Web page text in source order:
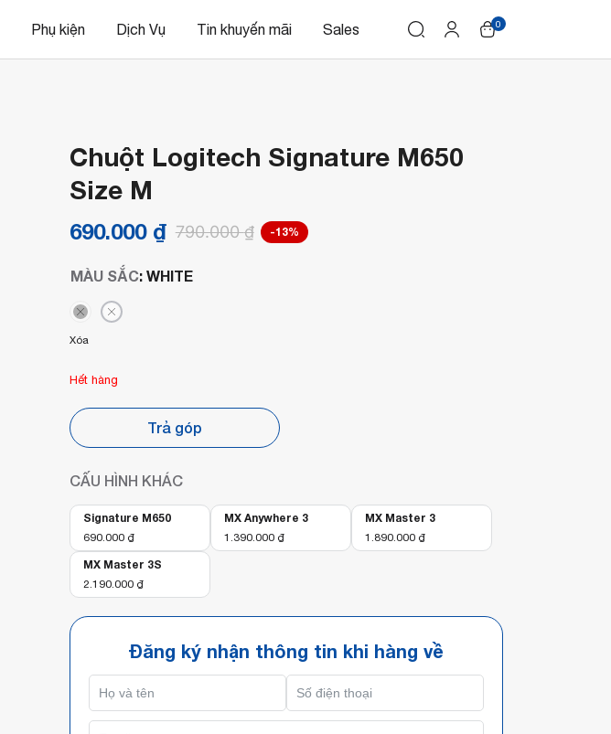
Phụ kiện Dịch Vụ Tin khuyến mãi Sales 0
Chuột Logitech Signature M650
Size M
790.000₫
690.000 ₫ -13%
MÀU SẮC: WHITE
Xóa
Hết hàng
Trả góp
CẤU HÌNH KHÁC
Signature M650
690.000 ₫
MX Anywhere 3
1.390.000 ₫
MX Master 3
1.890.000 ₫
MX Master 3S
2.190.000 ₫
Đăng ký nhận thông tin khi hàng về